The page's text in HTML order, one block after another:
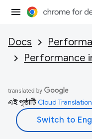
Docs
Performance
এই পৃষ্ঠাটিCloud Translation